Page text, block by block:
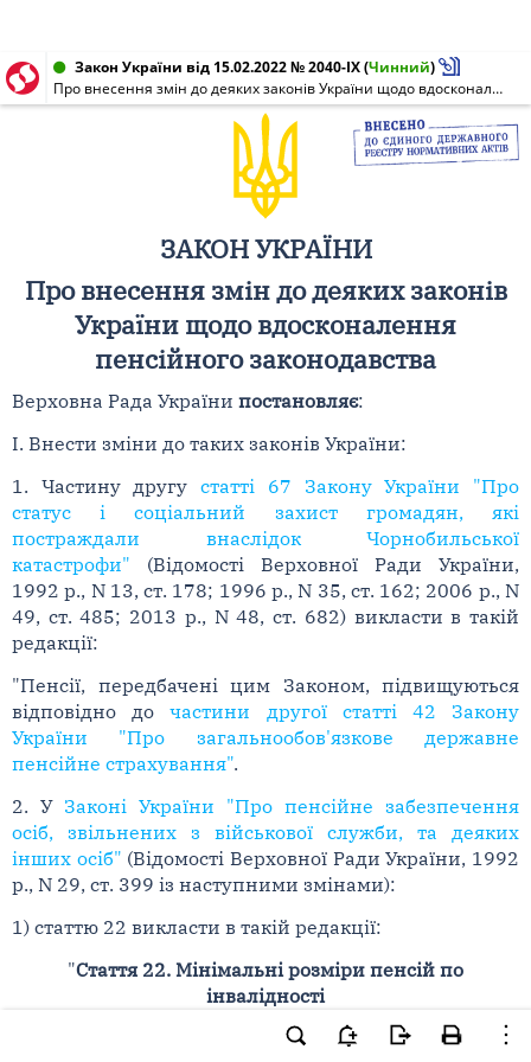
Закон України від 15.02.2022 № 2040-IX(Чинний)
Про внесення змін до деяких законів України щодо вдосконалення пенсійного законодавства